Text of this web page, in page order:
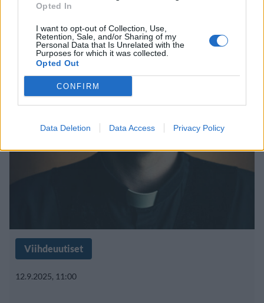
Opted In
I want to opt-out of Collection, Use,
Retention, Sale, and/or Sharing of my
Personal Data that Is Unrelated with the
Purposes for which it was collected.
Opted Out
CONFIRM
Data Deletion Data Access Privacy Policy
Vuosisatojen kehitystyö hukkaan
Nigeriassa – kouluja, sairaaloita ja
kyliä tuhottu
Viihdeuutiset
12.9.2025, 11:00